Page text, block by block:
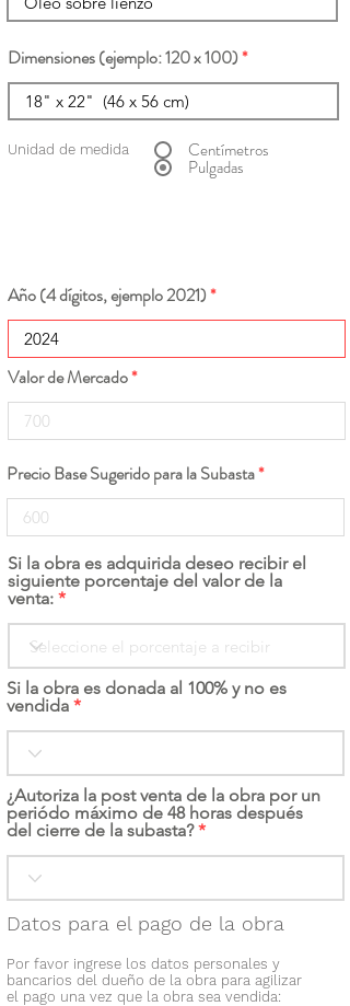
Dimensiones (ejemplo: 120 x 100)
Unidad de medida Centímetros
Pulgadas
Año (4 dígitos, ejemplo 2021)
Valor de Mercado
Precio Base Sugerido para la Subasta
Si la obra es adquirida deseo recibir el
siguiente porcentaje del valor de la
venta:
Si la obra es donada al 100% y no es
vendida
¿Autoriza la post venta de la obra por un
periódo máximo de 48 horas después
del cierre de la subasta?
Datos para el pago de la obra
Por favor ingrese los datos personales y
bancarios del dueño de la obra para agilizar
el pago una vez que la obra sea vendida: